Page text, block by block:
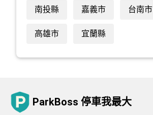
南投縣 嘉義市 台南市
高雄市 宜蘭縣
ParkBoss 停車我最大